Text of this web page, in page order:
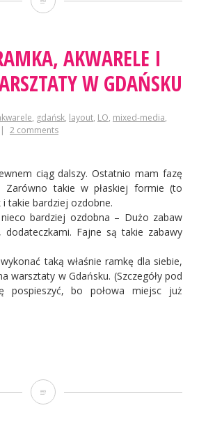
AKWARELE I
W GDAŃSKU
, gdańsk, layout, LO, mixed-media,
2 comments
ciąg dalszy. Ostatnio mam fazę
Zarówno takie w płaskiej formie (to
takie bardziej ozdobne.
bardziej ozdobna – Dużo zabaw
dodateczkami. Fajne są takie zabawy
taką właśnie ramkę dla siebie,
warsztaty w Gdańsku. (Szczegóły pod
pospieszyć, bo połowa miejsc już
Mediowa